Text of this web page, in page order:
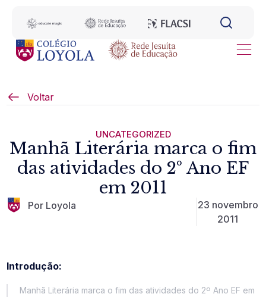
Voltar
UNCATEGORIZED
Manhã Literária marca o fim
das atividades do 2º Ano EF
em 2011
Por Loyola
23 novembro
2011
Introdução:
Manhã Literária marca o fim das atividades do 2º Ano EF em